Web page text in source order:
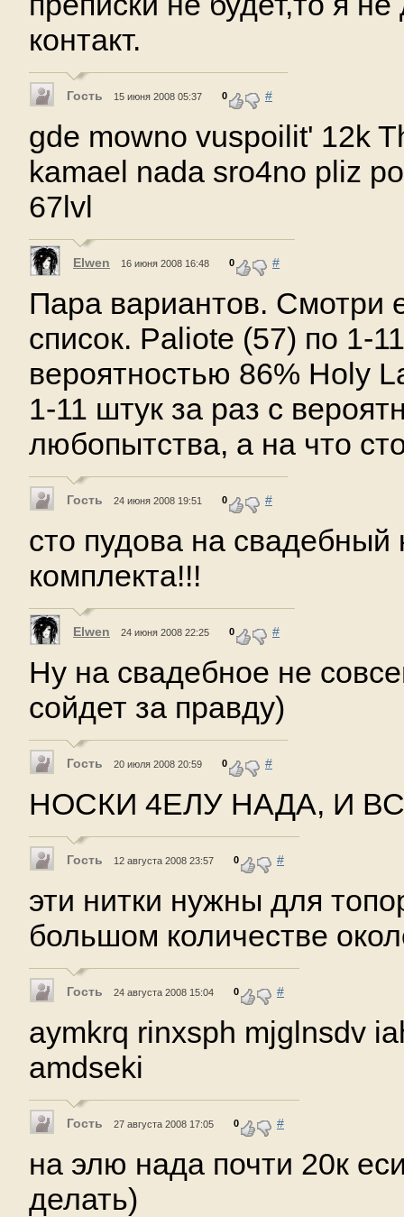
контакт.
Гость 15 июня 2008 05:37 0 #
gde mowno vuspoilit' 12k
kamael nada sro4no pliz
67lvl
Elwen 16 июня 2008 16:48 0 #
Пара вариантов. Смотри
список. Paliote (57) по 1-
вероятностью 86% Holy
1-11 штук за раз с
любопытства, а на что
Гость 24 июня 2008 19:51 0 #
сто пудова на свадебный
комплекта!!!
Elwen 24 июня 2008 22:25 0 #
Ну на свадебное не
сойдет за правду)
Гость 20 июля 2008 20:59 0 #
НОСКИ 4ЕЛУ НАДА, И
Гость 12 августа 2008 23:57 0 #
эти нитки нужны для
большом количестве
Гость 24 августа 2008 15:04 0 #
aymkrq rinxsph mjglnsdv
amdseki
Гость 27 августа 2008 17:05 0 #
на элю нада почти 20к
делать)